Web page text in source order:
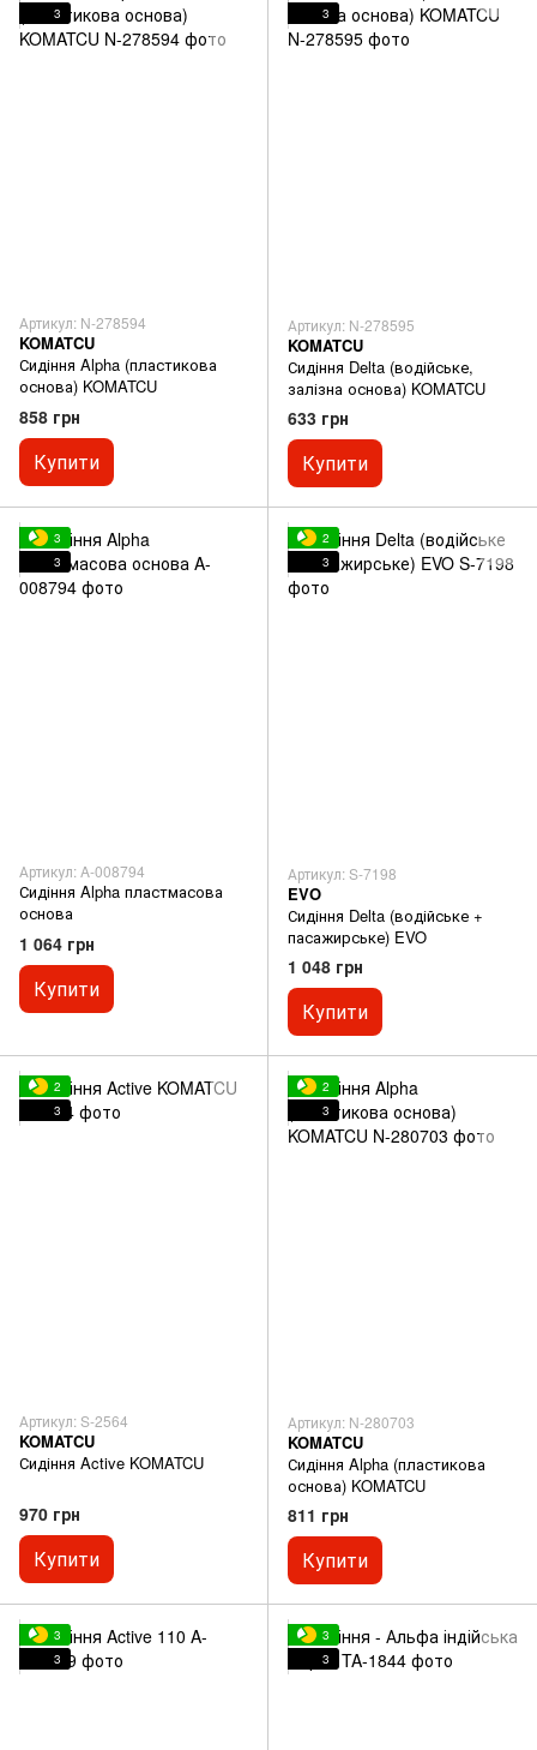
3
Артикул: N-278594
KOMATCU
Сидіння Alpha (пластикова
основа) KOMATCU
858 грн
Купити
3
Артикул: N-278595
KOMATCU
Сидіння Delta (водійське,
залізна основа) KOMATCU
633 грн
Купити
3
3
Артикул: A-008794
Сидіння Alpha пластмасова
основа
1 064 грн
Купити
2
3
Артикул: S-7198
EVO
Сидіння Delta (водійське +
пасажирське) EVO
1 048 грн
Купити
2
3
Артикул: S-2564
KOMATCU
Сидіння Active KOMATCU
970 грн
Купити
2
3
Артикул: N-280703
KOMATCU
Сидіння Alpha (пластикова
основа) KOMATCU
811 грн
Купити
3
3
3
3